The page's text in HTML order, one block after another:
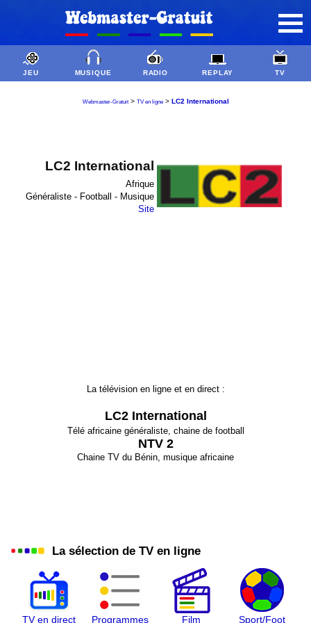
JEU MUSIQUE RADIO REPLAY TV
Webmaster-Gratuit> TV en ligne> LC2 International
LC2 International
Afrique
Généraliste - Football - Musique
Site
La télévision en ligne et en direct :
LC2 International
Télé africaine généraliste, chaine de football
NTV 2
Chaine TV du Bénin, musique africaine
La sélection de TV en ligne
TV en direct Programmes Film Sport/Foot